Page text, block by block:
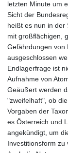
letzten Minute um
Sicht der
heißt es nun in der
mit großflächigen,
Gefährdungen von
ausgeschlossen
Endlagerfrage ist
Aufnahme von
Geäußert werden
"zweifelhaft", ob
Vorgaben der
es.Österreich und
angekündigt, um
Investitionsform zu